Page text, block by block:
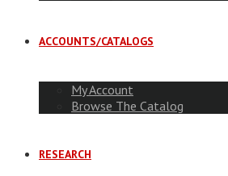
ACCOUNTS/CATALOGS
My Account
Browse The Catalog
RESEARCH